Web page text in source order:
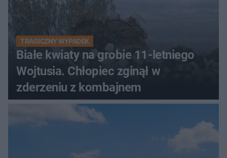
TRAGICZNY WYPADEK
Białe kwiaty na grobie 11-letniego
Wojtusia. Chłopiec zginął w
zderzeniu z kombajnem